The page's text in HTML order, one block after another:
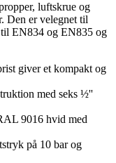
luftskrue og
Den er velegnet til
EN834 og EN835 og
giver et kompakt og
med seks ½''
9016 hvid med
på 10 bar og